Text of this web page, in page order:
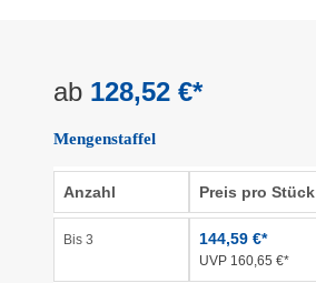
ab 128,52 €*
Mengenstaffel
Anzahl Preis pro Stück
Bis 3 144,59 €*
UVP 160,65 €*